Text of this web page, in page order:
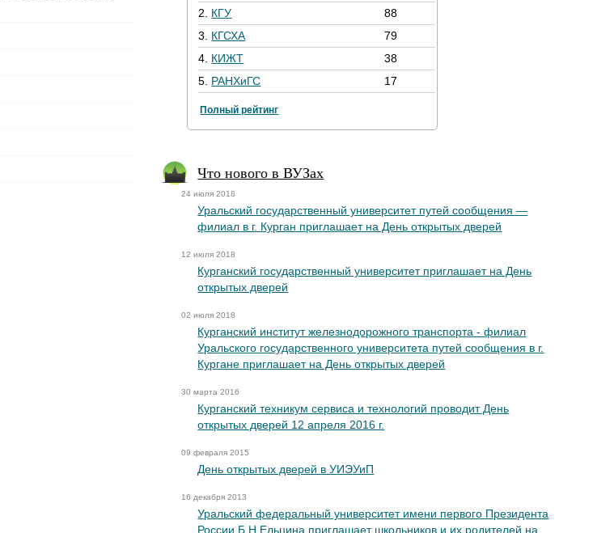
2. КГУ
88
3. КГСХА
79
4. КИЖТ
38
5. РАНХиГС 17
Полный рейтинг
Что нового в ВУЗах
24 июля 2018
Уральский государственный университет путей сообщения —
филиал в г. Курган приглашает на День открытых дверей
12 июля 2018
Курганский государственный университет приглашает на День
открытых дверей
02 июля 2018
Курганский институт железнодорожного транспорта - филиал
Уральского государственного университета путей сообщения в г.
Кургане приглашает на День открытых дверей
30 марта 2016
Курганский техникум сервиса и технологий проводит День
открытых дверей 12 апреля 2016 г.
09 февраля 2015
День открытых дверей в УИЭУиП
16 декабря 2013
Уральский федеральный университет имени первого Президента
России Б.Н.Ельцина приглашает школьников и их родителей на